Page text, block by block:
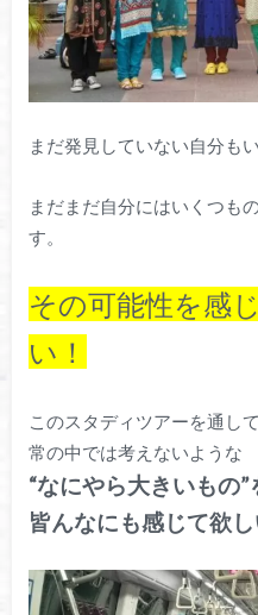
まだ発見していない自分もい
まだまだ自分にはいくつも
す。
その可能性を感
い！
このスタディツアーを通し
常の中では考えないような
“なにやら大きいもの
皆んなにも感じて欲し